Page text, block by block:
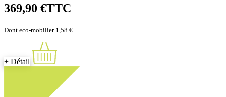
369,90 €TTC
Dont eco-mobilier 1,58 €
+ Détail